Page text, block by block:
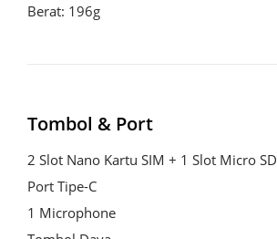
Berat: 196g
Tombol & Port
2 Slot Nano Kartu SIM + 1 Slot Micro SD
Port Tipe-C
1 Microphone